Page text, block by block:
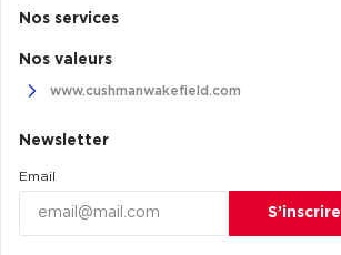
Nos services
Nos valeurs
www.cushmanwakefield.com
Newsletter
Email
S’inscrire